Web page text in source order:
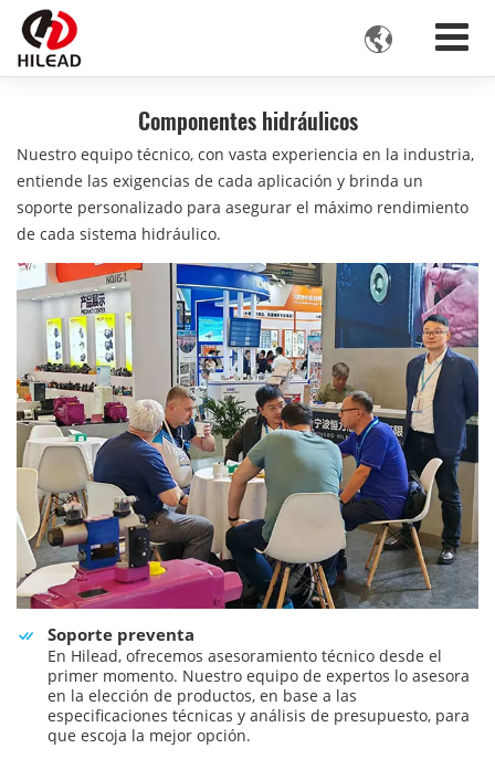

Componentes hidráulicos
Nuestro equipo técnico, con vasta experiencia en la industria,
entiende las exigencias de cada aplicación y brinda un
soporte personalizado para asegurar el máximo rendimiento
de cada sistema hidráulico.
Soporte preventa
En Hilead, ofrecemos asesoramiento técnico desde el
primer momento. Nuestro equipo de expertos lo asesora
en la elección de productos, en base a las
especificaciones técnicas y análisis de presupuesto, para
que escoja la mejor opción.